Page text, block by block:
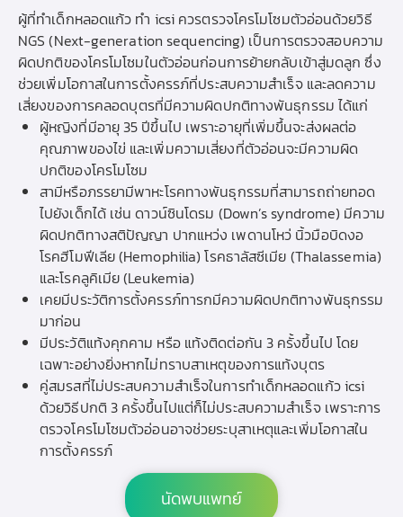
ผู้ที่ทำเด็กหลอดแก้ว ทำ icsi ควรตรวจโครโมโซมตัวอ่อนด้วยวิธี
NGS (Next-generation sequencing) เป็นการตรวจสอบความ
ผิดปกติของโครโมโซมในตัวอ่อนก่อนการย้ายกลับเข้าสู่มดลูก ซึ่ง
ช่วยเพิ่มโอกาสในการตั้งครรภ์ที่ประสบความสำเร็จ และลดความ
เสี่ยงของการคลอดบุตรที่มีความผิดปกติทางพันธุกรรม ได้แก่
ผู้หญิงที่มีอายุ 35 ปีขึ้นไป เพราะอายุที่เพิ่มขึ้นจะส่งผลต่อ
คุณภาพของไข่ และเพิ่มความเสี่ยงที่ตัวอ่อนจะมีความผิด
ปกติของโครโมโซม
สามีหรือภรรยามีพาหะโรคทางพันธุกรรมที่สามารถถ่ายทอด
ไปยังเด็กได้ เช่น ดาวน์ซินโดรม (Down’s syndrome) มีความ
ผิดปกติทางสติปัญญา ปากแหว่ง เพดานโหว่ นิ้วมือบิดงอ
โรคฮีโมฟีเลีย (Hemophilia) โรคธาลัสซีเมีย (Thalassemia)
และโรคลูคิเมีย (Leukemia)
เคยมีประวัติการตั้งครรภ์ทารกมีความผิดปกติทางพันธุกรรม
มาก่อน
มีประวัติแท้งคุกคาม หรือ แท้งติดต่อกัน 3 ครั้งขึ้นไป โดย
เฉพาะอย่างยิ่งหากไม่ทราบสาเหตุของการแท้งบุตร
คู่สมรสที่ไม่ประสบความสำเร็จในการทำเด็กหลอดแก้ว icsi
ด้วยวิธีปกติ 3 ครั้งขึ้นไปแต่ก็ไม่ประสบความสำเร็จ เพราะการ
ตรวจโครโมโซมตัวอ่อนอาจช่วยระบุสาเหตุและเพิ่มโอกาสใน
การตั้งครรภ์
นัดพบแพทย์